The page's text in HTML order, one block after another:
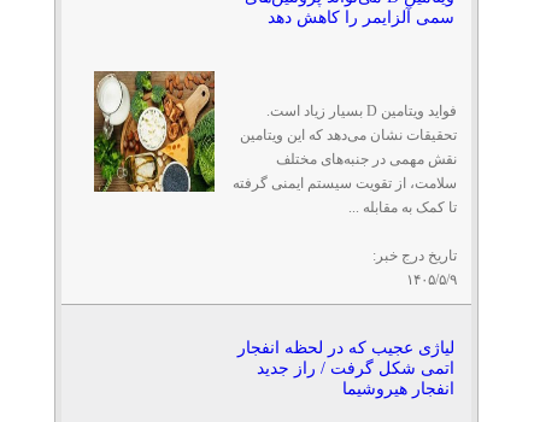
سمی آلزایمر را کاهش دهد
فواید ویتامین D بسیار زیاد است.
تحقیقات نشان می‌دهد که این ویتامین
نقش مهمی در جنبه‌های مختلف
سلامت، از تقویت سیستم ایمنی گرفته
تا کمک به مقابله ...
تاریخ درج خبر:
۱۴۰۵/۵/۹
لیاژی عجیب که در لحظه انفجار
اتمی شکل گرفت / راز جدید
انفجار هیروشیما